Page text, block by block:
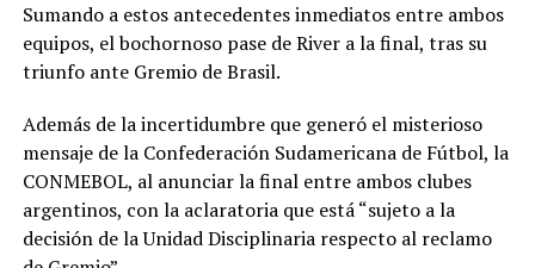
Sumando a estos antecedentes inmediatos entre ambos
equipos, el bochornoso pase de River a la final, tras su
triunfo ante Gremio de Brasil.
Además de la incertidumbre que generó el misterioso
mensaje de la Confederación Sudamericana de Fútbol, la
CONMEBOL, al anunciar la final entre ambos clubes
argentinos, con la aclaratoria que está “sujeto a la
decisión de la Unidad Disciplinaria respecto al reclamo